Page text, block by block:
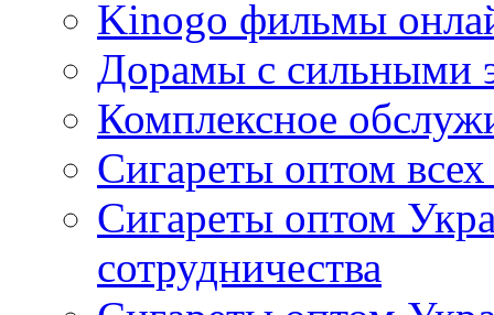
Kinogo фильмы
Дорамы с сильными
Комплексное
Сигареты оптом
Сигареты оптом
сотрудничества